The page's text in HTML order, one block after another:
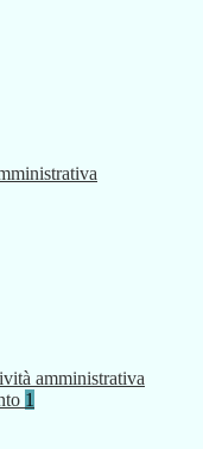
amministrativa
1